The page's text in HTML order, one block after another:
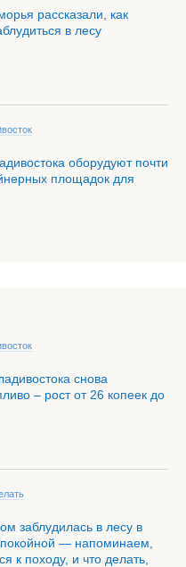
рассказали, как
в лесу
оборудуют почти
площадок для
снова
– рост от 26 копеек до
заблудилась в лесу в
— напоминаем,
к походу, и что делать,